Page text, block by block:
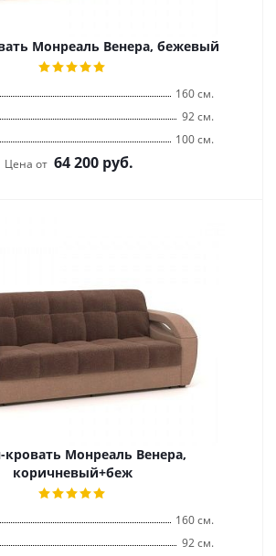
Монреаль Венера, бежевый
160 см.
92 см.
100 см.
Цена от 64 200 руб.
Монреаль Венера,
коричневый+беж
160 см.
92 см.